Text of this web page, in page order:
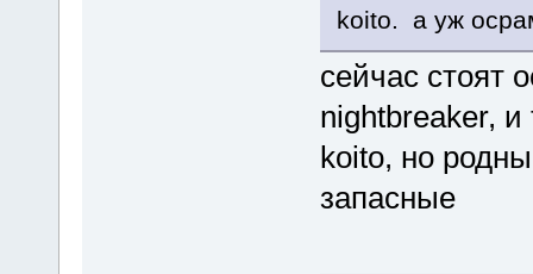
koito. а уж
сейчас стоят
nightbreaker,
koito, но
запасные